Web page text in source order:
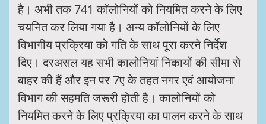
है। अभी तक 741 कॉलोनियों को नियमित करने के लिए
चयनित कर लिया गया है। अन्य कॉलोनियों के लिए
विभागीय प्रक्रिया को गति के साथ पूरा करने निर्देश
दिए। दरअसल यह सभी कालोनियां निकायों की सीमा से
बाहर की हैं और इन पर 7ए के तहत नगर एवं आयोजना
विभाग की सहमति जरूरी होती है। कालोनियों को
नियमित करने के लिए प्रक्रिया का पालन करने के साथ